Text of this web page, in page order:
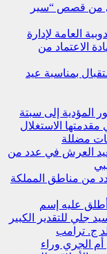
من قصص “سير
العامة لإدارة
الاعتماد من
بمناسبة عيد
المؤدية إلى سبتة
الاستغلال
مضللة
العرش في عدد من
من مناطق المملكة
أطلق عليه إسم
جلي للتقدير الكبير
ج. ترامب
الجري وراء